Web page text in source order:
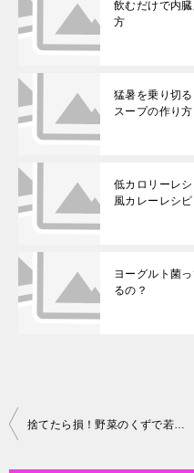
飲むだけで内
方
猛暑を乗り切
スープの作り方
低カロリーレ
風カレーレシピ
ヨーグルト菌
るの？
投
捨てたら損！野菜のくずで若返り&免疫力アップの魔法のスープができる！